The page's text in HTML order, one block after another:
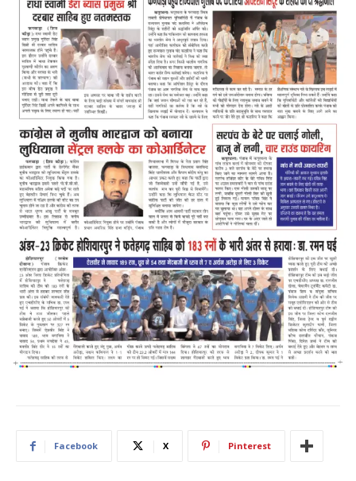
Facebook X Pinterest